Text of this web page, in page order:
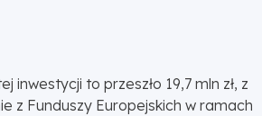
to przeszło 19,7 mln zł, z
z Funduszy Europejskich w ramach